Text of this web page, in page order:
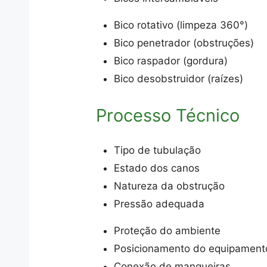
Bico rotativo (limpeza 360°)
Bico penetrador (obstruções)
Bico raspador (gordura)
Bico desobstruidor (raízes)
Processo Técnico
Tipo de tubulação
Estado dos canos
Natureza da obstrução
Pressão adequada
Proteção do ambiente
Posicionamento do